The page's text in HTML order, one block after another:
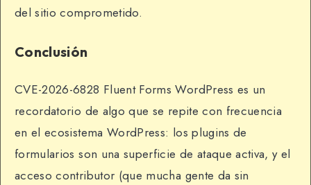
del sitio comprometido.
Conclusión
CVE-2026-6828 Fluent Forms WordPress es un
recordatorio de algo que se repite con frecuencia
en el ecosistema WordPress: los plugins de
formularios son una superficie de ataque activa, y el
acceso contributor (que mucha gente da sin